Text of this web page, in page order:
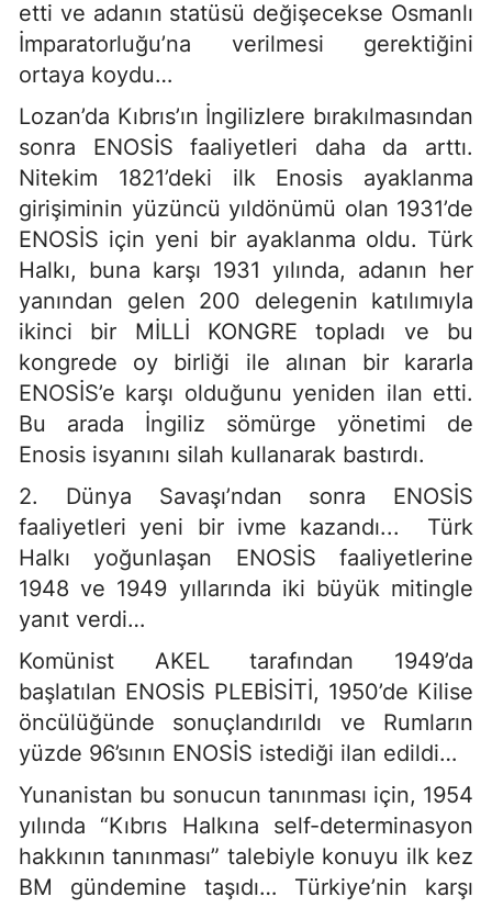
etti ve adanın statüsü değişecekse Osmanlı
İmparatorluğu’na verilmesi gerektiğini
ortaya koydu…
Lozan’da Kıbrıs’ın İngilizlere bırakılmasından
sonra ENOSİS faaliyetleri daha da arttı.
Nitekim 1821’deki ilk Enosis ayaklanma
girişiminin yüzüncü yıldönümü olan 1931’de
ENOSİS için yeni bir ayaklanma oldu. Türk
Halkı, buna karşı 1931 yılında, adanın her
yanından gelen 200 delegenin katılımıyla
ikinci bir MİLLİ KONGRE topladı ve bu
kongrede oy birliği ile alınan bir kararla
ENOSİS’e karşı olduğunu yeniden ilan etti.
Bu arada İngiliz sömürge yönetimi de
Enosis isyanını silah kullanarak bastırdı.
2. Dünya Savaşı’ndan sonra ENOSİS
faaliyetleri yeni bir ivme kazandı... Türk
Halkı yoğunlaşan ENOSİS faaliyetlerine
1948 ve 1949 yıllarında iki büyük mitingle
yanıt verdi…
Komünist AKEL tarafından 1949’da
başlatılan ENOSİS PLEBİSİTİ, 1950’de Kilise
öncülüğünde sonuçlandırıldı ve Rumların
yüzde 96’sının ENOSİS istediği ilan edildi…
Yunanistan bu sonucun tanınması için, 1954
yılında “Kıbrıs Halkına self-determinasyon
hakkının tanınması” talebiyle konuyu ilk kez
BM gündemine taşıdı… Türkiye’nin karşı